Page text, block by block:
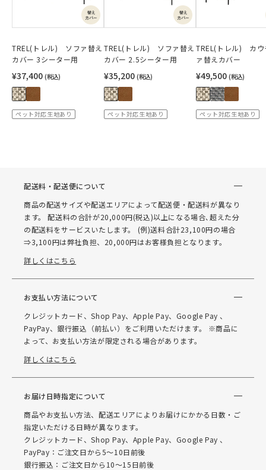
TREL(トレル) ソファ替え
カバー 3シーター用
¥37,400 (税込)
ペット対応生地あり
TREL(トレル) ソファ替え
カバー 2.5シーター用
¥35,200 (税込)
ペット対応生地あり
TREL(トレル) カウ
ァ替えカバー
¥49,500 (税込)
ペット対応生地あり
配送料・配送便について
商品の配送サイズや配送エリアによって配送便・配送料が異なり
ます。 配送料の合計が20,000円(税込)以上になる場合､超えた分
の配送料をサービスいたします。 (例)送料合計23,100円の場合
⇒3,100円は弊社負担、20,000円はお客様負担となります。
詳しくはこちら
お支払い方法について
クレジットカード、Shop Pay、Apple Pay、Google Pay 、
PayPay、銀行振込（前払い）をご利用いただけます。 ※商品に
よって、お支払い方法が限定される場合があります。
詳しくはこちら
お届け日時指定について
商品やお支払い方法、配送エリアによりお届けにかかる日数・ご
指定いただける日時が異なります。
クレジットカード、Shop Pay、Apple Pay、Google Pay 、
PayPay：ご注文日から5～10日前後
銀行振込：ご注文日から10～15日前後